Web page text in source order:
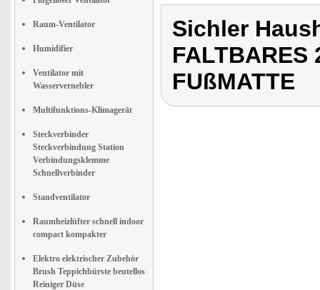
Raum-Ventilator
Humidifier
Ventilator mit
Wasservernebler
Multifunktions-Klimagerät
Steckverbinder
Steckverbindung Station
Verbindungsklemme
Schnellverbinder
Standventilator
Raumheizlüfter schnell indoor
compact kompakter
Elektro elektrischer Zubehör
Brush Teppichbürste beutellos
Reiniger Düse
Sichler
FALTBARES
FUßMATTE